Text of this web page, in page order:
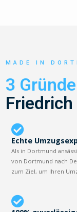
MADE IN
3 Gründe
Friedrich
Echte
Als in Dortmund
von Dortmund nach
zum Ziel, um Ihren